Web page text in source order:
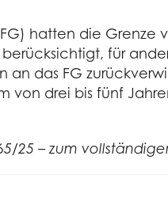
hatten die
für
das FG
von drei bis fünf
25 – zum